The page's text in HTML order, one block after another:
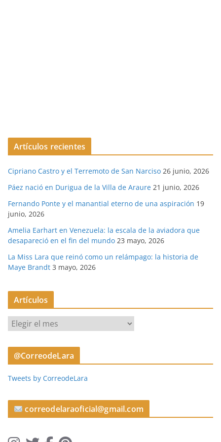
Artículos recientes
Cipriano Castro y el Terremoto de San Narciso 26 junio, 2026
Páez nació en Durigua de la Villa de Araure 21 junio, 2026
Fernando Ponte y el manantial eterno de una aspiración 19
junio, 2026
Amelia Earhart en Venezuela: la escala de la aviadora que
desapareció en el fin del mundo 23 mayo, 2026
La Miss Lara que reinó como un relámpago: la historia de
Maye Brandt 3 mayo, 2026
Artículos
t
u
s
@CorreodeLara
Tweets by CorreodeLara
correodelaraoficial@gmail.com